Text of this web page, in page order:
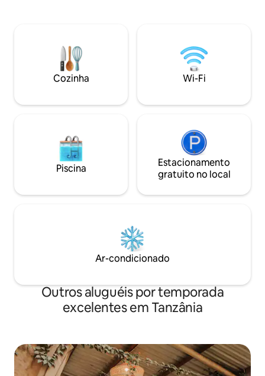
canto dos pássaros, trabalhe com vista,
nade sob o sol, desfrute de refeições ao
ar livre e termine o dia perto da lareira
externa. Se você está em busca de paz
aqui.
polo ou jogar
Vistas
Kilimanjaro e do
propriedade.
Cozinha Wi-Fi
Piscina
Estacionamento
gratuito no local
Ar-condicionado
Outros aluguéis por temporada
excelentes em Tanzânia